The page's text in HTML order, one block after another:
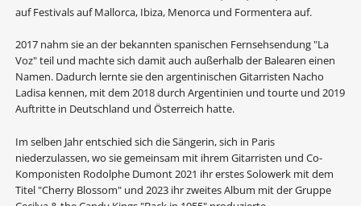
auf Festivals auf Mallorca, Ibiza, Menorca und Formentera auf.
2017 nahm sie an der bekannten spanischen Fernsehsendung "La
Voz" teil und machte sich damit auch außerhalb der Balearen einen
Namen. Dadurch lernte sie den argentinischen Gitarristen Nacho
Ladisa kennen, mit dem 2018 durch Argentinien und tourte und 2019
Auftritte in Deutschland und Österreich hatte.
Im selben Jahr entschied sich die Sängerin, sich in Paris
niederzulassen, wo sie gemeinsam mit ihrem Gitarristen und Co-
Komponisten Rodolphe Dumont 2021 ihr erstes Solowerk mit dem
Titel "Cherry Blossom" und 2023 ihr zweites Album mit der Gruppe